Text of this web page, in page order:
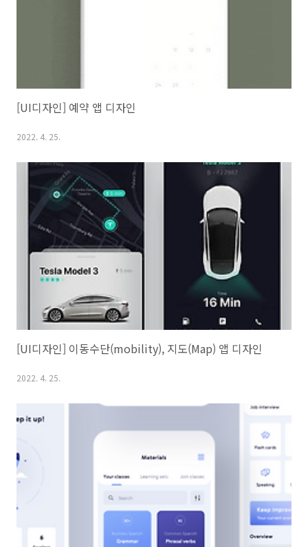
[UI디자인] 예약 앱 디자인
2022. 4. 25.
[UI디자인] 이동수단(mobility), 지도(Map) 앱 디자인
2022. 4. 25.